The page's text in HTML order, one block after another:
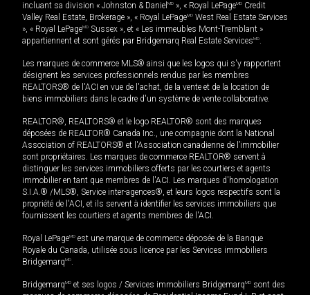
incluant sa division « Johnston & Daniel MD », « Royal LePageMD Credit
Valley Real Estate, Brokerage », « Royal LePageMD West Real Estate Services
», « Royal LePageMD Sussex », et « Les immeubles Mont-Tremblant »
appartiennent et sont gérés par Bridgemarq Real Estate ServicesMD.
Les marques de commerce MLS® ainsi que les logos qui s'y rapportent
désignent les services professionnels rendus par les membres
REALTORS® de l'ACI en vue de l'achat, de la vente et de la location de
biens immobiliers dans le cadre d'un système de vente collaborative.
REALTOR®, REALTORS® et le logo REALTOR® sont des marques
déposées de REALTOR® Canada Inc., une compagnie dont la National
Association of REALTORS® et l'Association canadienne de l’immobilier
sont propriétaires. Les marques de commerce REALTOR® servent à
distinguer les services immobiliers offerts par les courtiers et agents
immobilier en tant que membres de l'ACI. Les marques d'homologation
S.I.A.® /MLS®, Service inter-agences®, et leurs logos respectifs sont la
propriété de l'ACI, et ils servent à identifier les services immobiliers que
fournissent les courtiers et agents membres de l'ACI.
Royal LePageMD est une marque de commerce déposée de la Banque
Royale du Canada, utilisée sous licence par les Services immobiliers
BridgemarqMD.
BridgemarqMD et ses logos / Services immobiliers BridgemarqMD sont des